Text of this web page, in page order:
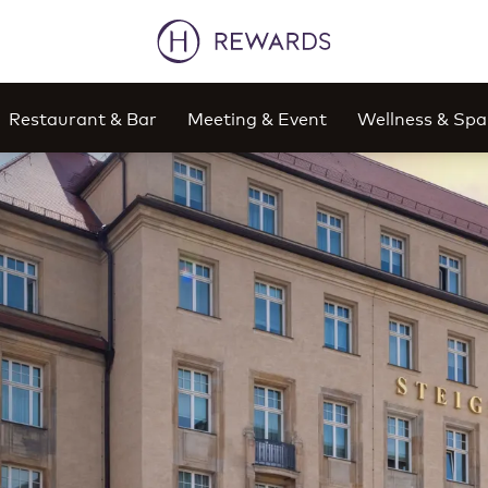
Restaurant & Bar Meeting & Event Wellness & Spa